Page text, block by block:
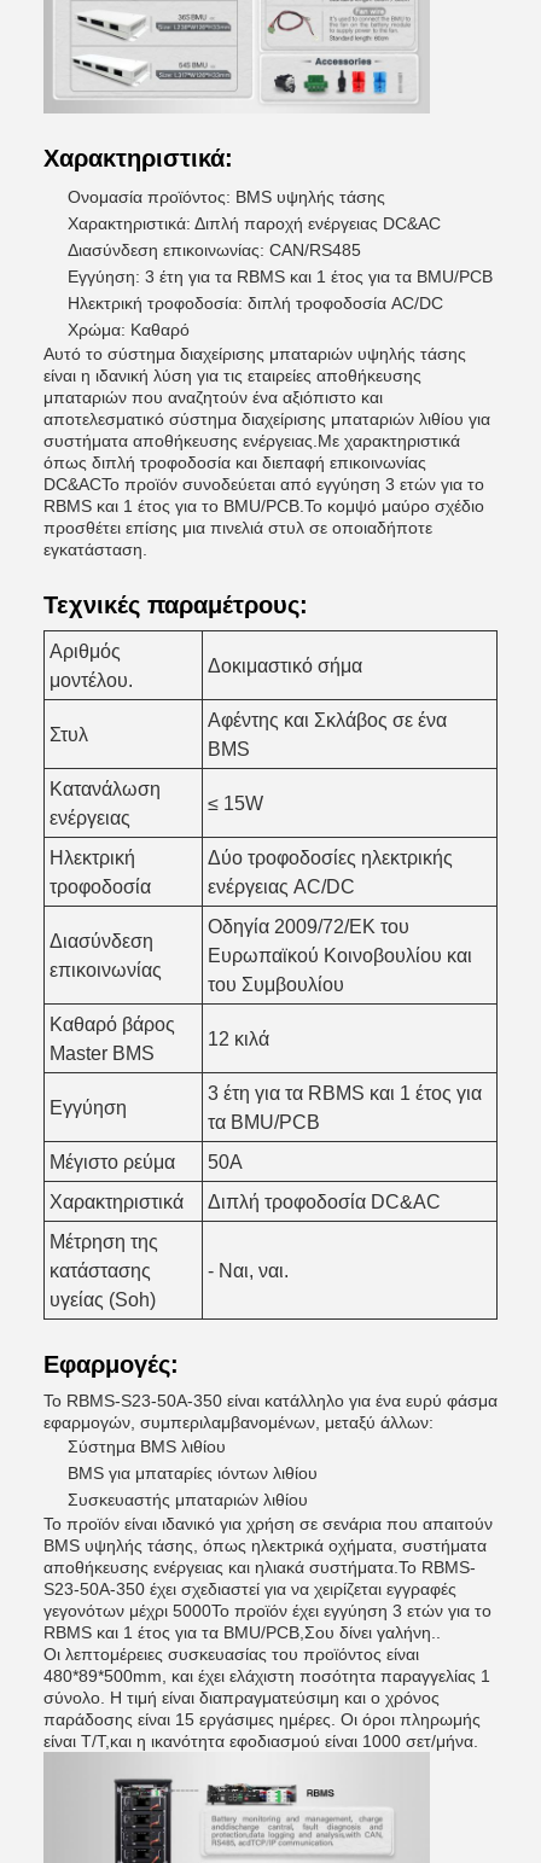
Χαρακτηριστικά:
Ονομασία προϊόντος: BMS υψηλής τάσης
Χαρακτηριστικά: Διπλή παροχή ενέργειας DC&AC
Διασύνδεση επικοινωνίας: CAN/RS485
Εγγύηση: 3 έτη για τα RBMS και 1 έτος για τα BMU/PCB
Ηλεκτρική τροφοδοσία: διπλή τροφοδοσία AC/DC
Χρώμα: Καθαρό
Αυτό το σύστημα διαχείρισης μπαταριών υψηλής τάσης
είναι η ιδανική λύση για τις εταιρείες αποθήκευσης
μπαταριών που αναζητούν ένα αξιόπιστο και
αποτελεσματικό σύστημα διαχείρισης μπαταριών λιθίου για
συστήματα αποθήκευσης ενέργειας.Με χαρακτηριστικά
όπως διπλή τροφοδοσία και διεπαφή επικοινωνίας
DC&ACΤο προϊόν συνοδεύεται από εγγύηση 3 ετών για το
RBMS και 1 έτος για το BMU/PCB.Το κομψό μαύρο σχέδιο
προσθέτει επίσης μια πινελιά στυλ σε οποιαδήποτε
εγκατάσταση.
Τεχνικές παραμέτρους:
Αριθμός
μοντέλου.
Δοκιμαστικό σήμα
Στυλ
Αφέντης και Σκλάβος σε ένα
BMS
Κατανάλωση
ενέργειας
≤ 15W
Ηλεκτρική
τροφοδοσία
Δύο τροφοδοσίες ηλεκτρικής
ενέργειας AC/DC
Διασύνδεση
επικοινωνίας
Οδηγία 2009/72/ΕΚ του
Ευρωπαϊκού Κοινοβουλίου και
του Συμβουλίου
Καθαρό βάρος
Master BMS
12 κιλά
Εγγύηση
3 έτη για τα RBMS και 1 έτος για
τα BMU/PCB
Μέγιστο ρεύμα
50Α
Χαρακτηριστικά
Διπλή τροφοδοσία DC&AC
Μέτρηση της
κατάστασης
υγείας (Soh)
- Ναι, ναι.
Εφαρμογές:
Το RBMS-S23-50A-350 είναι κατάλληλο για ένα ευρύ φάσμα
εφαρμογών, συμπεριλαμβανομένων, μεταξύ άλλων:
Σύστημα BMS λιθίου
BMS για μπαταρίες ιόντων λιθίου
Συσκευαστής μπαταριών λιθίου
Το προϊόν είναι ιδανικό για χρήση σε σενάρια που απαιτούν
BMS υψηλής τάσης, όπως ηλεκτρικά οχήματα, συστήματα
αποθήκευσης ενέργειας και ηλιακά συστήματα.Το RBMS-
S23-50A-350 έχει σχεδιαστεί για να χειρίζεται εγγραφές
γεγονότων μέχρι 5000Το προϊόν έχει εγγύηση 3 ετών για το
RBMS και 1 έτος για τα BMU/PCB,Σου δίνει γαλήνη..
Οι λεπτομέρειες συσκευασίας του προϊόντος είναι
480*89*500mm, και έχει ελάχιστη ποσότητα παραγγελίας 1
σύνολο. Η τιμή είναι διαπραγματεύσιμη και ο χρόνος
παράδοσης είναι 15 εργάσιμες ημέρες. Οι όροι πληρωμής
είναι T/T,και η ικανότητα εφοδιασμού είναι 1000 σετ/μήνα.